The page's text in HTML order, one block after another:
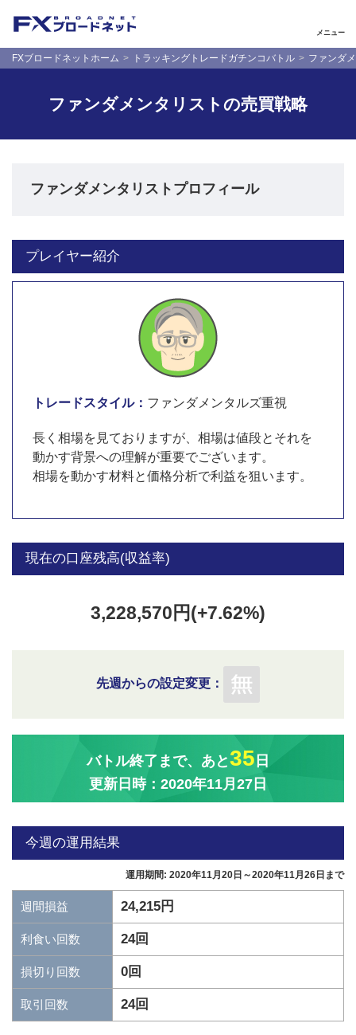
メニュー
FXブロードネットホーム トラッキングトレードガチンコバトル ファンダ
ファンダメンタリストの売買戦略
ファンダメンタリストプロフィール
プレイヤー紹介
トレードスタイル： ファンダメンタルズ重視
長く相場を見ておりますが、相場は値段とそれを
動かす背景への理解が重要でございます。
相場を動かす材料と価格分析で利益を狙います。
現在の口座残高(収益率)
3,228,570円(+7.62%)
先週からの設定変更：
バトル終了まで、あと35 日
更新日時：2020年11月27日
今週の運用結果
運用期間: 2020年11月20日～2020年11月26日まで
週間損益 24,215円
利食い回数 24回
損切り回数 0回
取引回数 24回